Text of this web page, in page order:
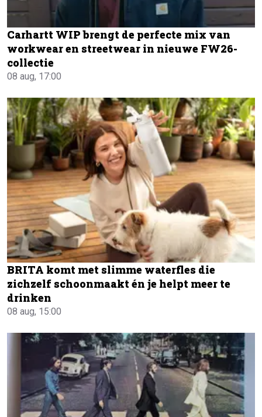
Carhartt WIP brengt de perfecte mix van
workwear en streetwear in nieuwe FW26-
collectie
08 aug, 17:00
BRITA komt met slimme waterfles die
zichzelf schoonmaakt én je helpt meer te
drinken
08 aug, 15:00